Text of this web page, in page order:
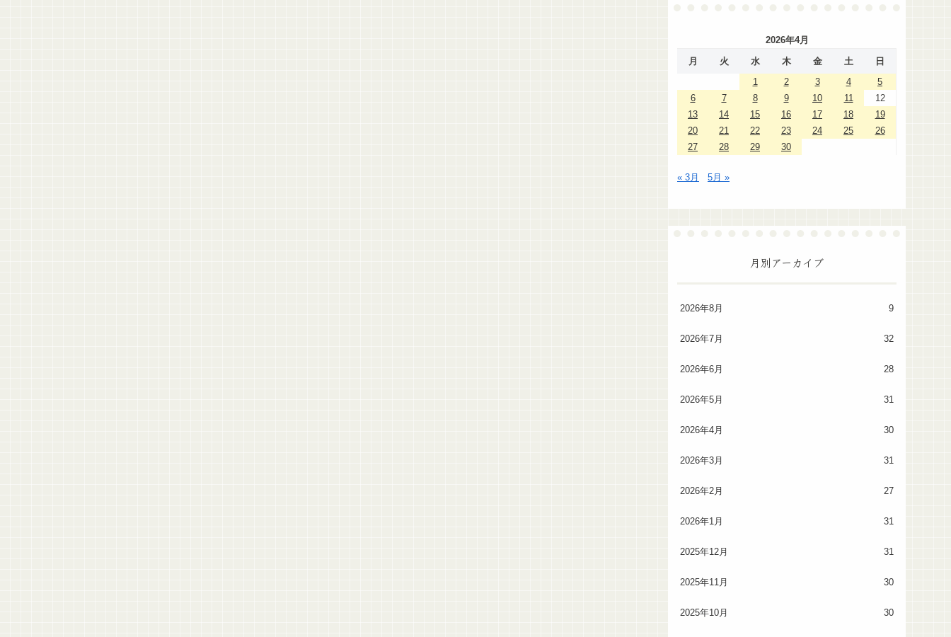
2026年4月
月
火 水 木 金 土
日
1
2 3 4
5
6
7 8 9 10 11
12
13
14 15 16 17 18
19
20
21 22 23 24 25
26
27
28 29 30
« 3月 5月 »
月別アーカイブ
2026年8月 9
2026年7月 32
2026年6月 28
2026年5月 31
2026年4月 30
2026年3月 31
2026年2月 27
2026年1月 31
2025年12月 31
2025年11月 30
2025年10月 30